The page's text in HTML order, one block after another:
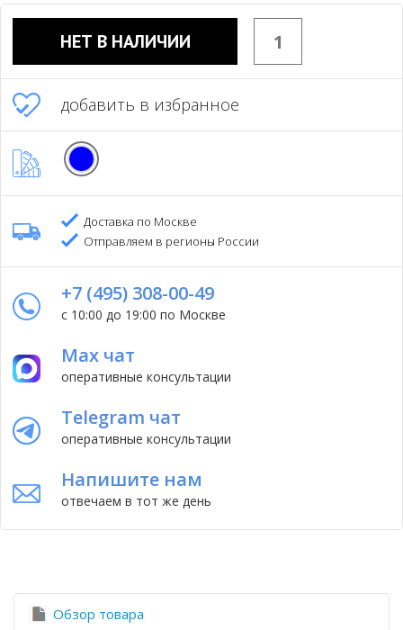
НЕТ В НАЛИЧИИ
добавить в избранное
Доставка по Москве
Отправляем в регионы России
+7 (495) 308-00-49
с 10:00 до 19:00 по Москве
Max чат
оперативные консультации
Telegram чат
оперативные консультации
Напишите нам
отвечаем в тот же день
Обзор товара